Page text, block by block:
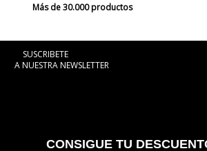
Más de 30.000 productos
SUSCRIBETE
A NUESTRA NEWSLETTER